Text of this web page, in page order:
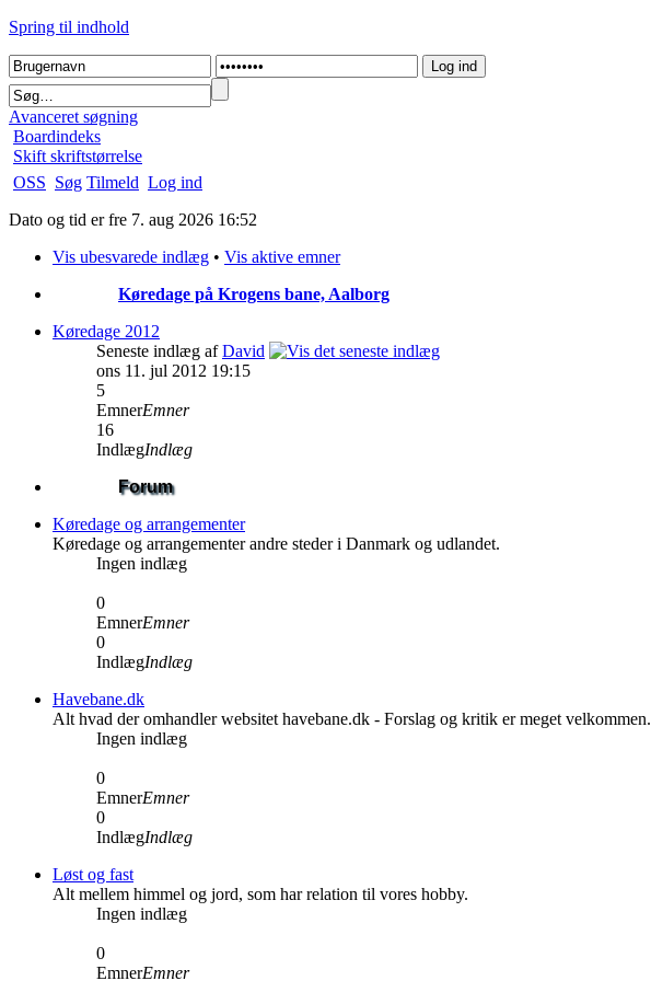
Spring til indhold
Avanceret søgning
Boardindeks
Skift skriftstørrelse
OSS Søg Tilmeld Log ind
Dato og tid er fre 7. aug 2026 16:52
Vis ubesvarede indlæg • Vis aktive emner
Køredage på Krogens bane, Aalborg
Køredage 2012
Seneste indlæg afDavid
ons 11. jul 2012 19:15
5
EmnerEmner
16
IndlægIndlæg
Forum
Køredage og arrangementer
Køredage og arrangementer andre steder i Danmark og udlandet.
Ingen indlæg
0
EmnerEmner
0
IndlægIndlæg
Havebane.dk
Alt hvad der omhandler websitet havebane.dk - Forslag og kritik er meget velkommen.
Ingen indlæg
0
EmnerEmner
0
IndlægIndlæg
Løst og fast
Alt mellem himmel og jord, som har relation til vores hobby.
Ingen indlæg
0
EmnerEmner